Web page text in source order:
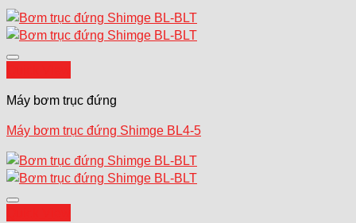
Máy bơm trục đứng
Máy bơm trục đứng Shimge BL4-5